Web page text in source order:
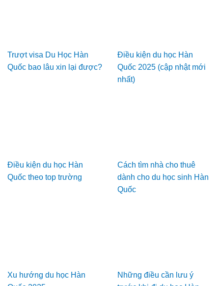
Trượt visa Du Học Hàn
Quốc bao lâu xin lại được?
Điều kiện du học Hàn
Quốc 2025 (cập nhật mới
nhất)
Điều kiện du học Hàn
Quốc theo top trường
Cách tìm nhà cho thuê
dành cho du học sinh Hàn
Quốc
Xu hướng du học Hàn
Những điều cần lưu ý